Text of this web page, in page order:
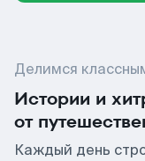
Делимся
Истории и
от
Каждый день